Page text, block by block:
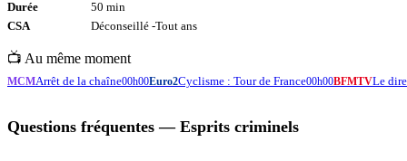
Durée
50 min
CSA
Déconseillé -Tout ans
📺 Au même moment
MCMArrêt de la chaîne00h00Euro2Cyclisme : Tour de France00h00BFMTVLe
Questions fréquentes — Esprits criminels